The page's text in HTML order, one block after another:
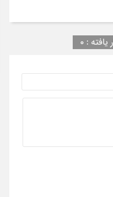
یافته : 0